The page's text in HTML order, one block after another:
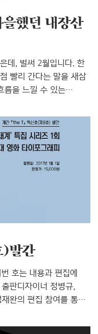
했던 내장산
데, 벌써 2월입니다. 한
빨리 간다는 말을 새삼
름을 느낄 수 있는
었음을, 예전 같지
할 때가 종종 있답니다.
엄마의 주름을 보고
질 수 밖에 없겠죠?
모시고 다니면서
얘기로 시작한 이유는
이를 다녀왔기
에 를 검색하면 항상
)발간
호는 내용과 편집에
판디자이너 정병규,
완의 편집 참여를 통해
제9호의 혁신 키워드는